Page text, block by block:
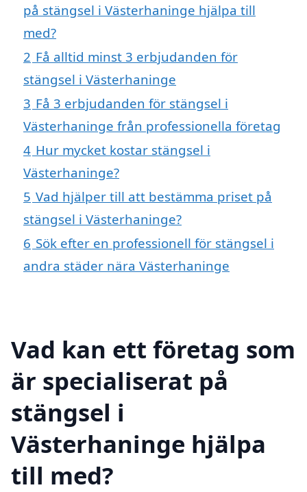
på stängsel i Västerhaninge hjälpa till
med?
2 Få alltid minst 3 erbjudanden för
stängsel i Västerhaninge
3 Få 3 erbjudanden för stängsel i
Västerhaninge från professionella företag
4 Hur mycket kostar stängsel i
Västerhaninge?
5 Vad hjälper till att bestämma priset på
stängsel i Västerhaninge?
6 Sök efter en professionell för stängsel i
andra städer nära Västerhaninge
Vad kan ett företag som
är specialiserat på
stängsel i
Västerhaninge hjälpa
till med?